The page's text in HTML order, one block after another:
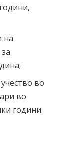
на
во
во
години.